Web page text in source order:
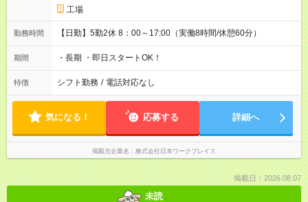
工場
勤務時間 【日勤】5勤2休 8：00～17:00（実働8時間/休憩60分）
期間 ・長期 ・即日スタートOK！
特徴 シフト勤務 / 電話対応なし
気になる！ 応募する 詳細へ
掲載元企業名 株式会社日本ワークプレイス
掲載日：2026.08.07
未読